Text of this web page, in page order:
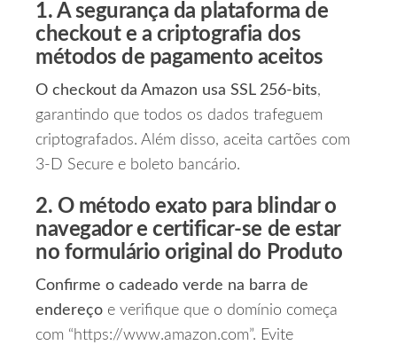
1. A segurança da plataforma de
checkout e a criptografia dos
métodos de pagamento aceitos
O checkout da Amazon usa SSL 256‑bits,
garantindo que todos os dados trafeguem
criptografados. Além disso, aceita cartões com
3‑D Secure e boleto bancário.
2. O método exato para blindar o
navegador e certificar‑se de estar
no formulário original do Produto
Confirme o cadeado verde na barra de
endereço e verifique que o domínio começa
com “https://www.amazon.com”. Evite